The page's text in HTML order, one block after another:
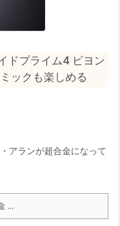
ドプライム4 ビヨン
ックも楽しめる
アランが超合金になって
...